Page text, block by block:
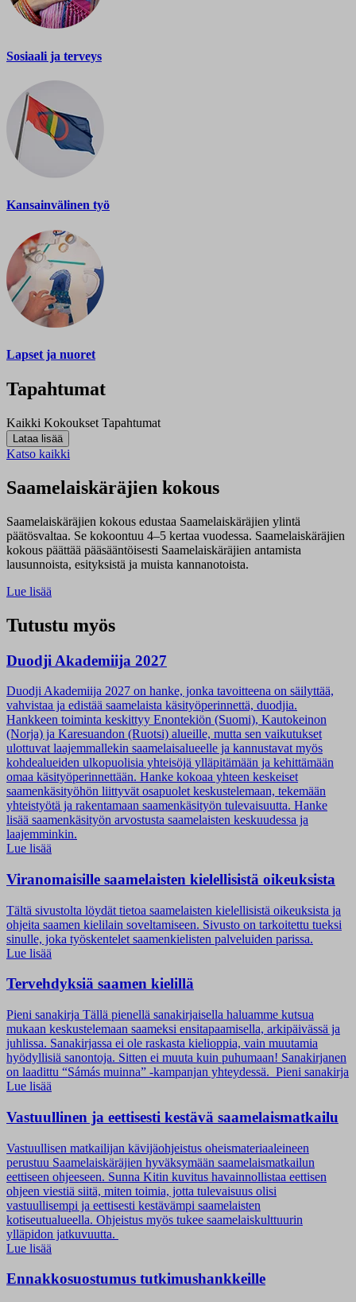
Sosiaali ja terveys
Kansainvälinen työ
Lapset ja nuoret
Tapahtumat
Kaikki Kokoukset Tapahtumat
Katso kaikki
Saamelaiskäräjien kokous
Saamelaiskäräjien kokous edustaa Saamelaiskäräjien ylintä
päätösvaltaa. Se kokoontuu 4–5 kertaa vuodessa. Saamelaiskäräjien
kokous päättää pääsääntöisesti Saamelaiskäräjien antamista
lausunnoista, esityksistä ja muista kannanotoista.
Lue lisää
Tutustu myös
Duodji Akademiija 2027
Duodji Akademiija 2027 on hanke, jonka tavoitteena on säilyttää,
vahvistaa ja edistää saamelaista käsityöperinnettä, duodjia.
Hankkeen toiminta keskittyy Enontekiön (Suomi), Kautokeinon
(Norja) ja Karesuandon (Ruotsi) alueille, mutta sen vaikutukset
ulottuvat laajemmallekin saamelaisalueelle ja kannustavat myös
kohdealueiden ulkopuolisia yhteisöjä ylläpitämään ja kehittämään
omaa käsityöperinnettään. Hanke kokoaa yhteen keskeiset
saamenkäsityöhön liittyvät osapuolet keskustelemaan, tekemään
yhteistyötä ja rakentamaan saamenkäsityön tulevaisuutta. Hanke
lisää saamenkäsityön arvostusta saamelaisten keskuudessa ja
laajemminkin.
Lue lisää
Viranomaisille saamelaisten kielellisistä oikeuksista
Tältä sivustolta löydät tietoa saamelaisten kielellisistä oikeuksista ja
ohjeita saamen kielilain soveltamiseen. Sivusto on tarkoitettu tueksi
sinulle, joka työskentelet saamenkielisten palveluiden parissa.
Lue lisää
Tervehdyksiä saamen kielillä
Pieni sanakirja Tällä pienellä sanakirjaisella haluamme kutsua
mukaan keskustelemaan saameksi ensitapaamisella, arkipäivässä ja
juhlissa. Sanakirjassa ei ole raskasta kielioppia, vain muutamia
hyödyllisiä sanontoja. Sitten ei muuta kuin puhumaan! Sanakirjanen
on laadittu “Sámás muinna” -kampanjan yhteydessä. Pieni sanakirja
Lue lisää
Vastuullinen ja eettisesti kestävä saamelaismatkailu
Vastuullisen matkailijan kävijäohjeistus oheismateriaaleineen
perustuu Saamelaiskäräjien hyväksymään saamelaismatkailun
eettiseen ohjeeseen. Sunna Kitin kuvitus havainnollistaa eettisen
ohjeen viestiä siitä, miten toimia, jotta tulevaisuus olisi
vastuullisempi ja eettisesti kestävämpi saamelaisten
kotiseutualueella. Ohjeistus myös tukee saamelaiskulttuurin
ylläpidon jatkuvuutta.
Lue lisää
Ennakkosuostumus tutkimushankkeille